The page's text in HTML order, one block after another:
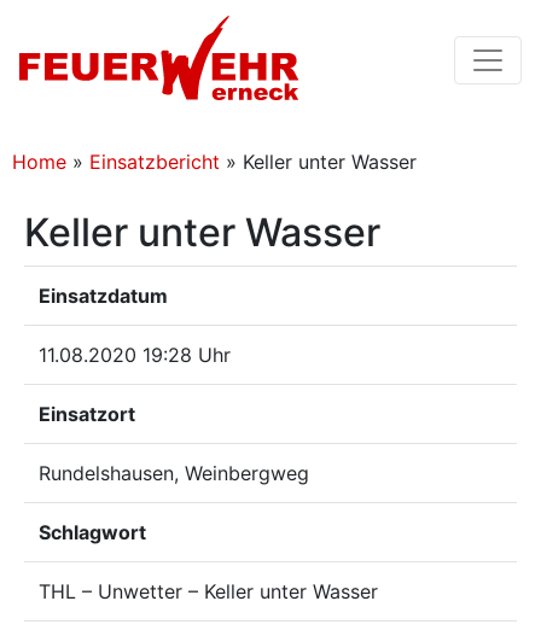
Home » Einsatzbericht » Keller unter Wasser
Keller unter Wasser
Einsatzdatum
11.08.2020 19:28 Uhr
Einsatzort
Rundelshausen, Weinbergweg
Schlagwort
THL – Unwetter – Keller unter Wasser